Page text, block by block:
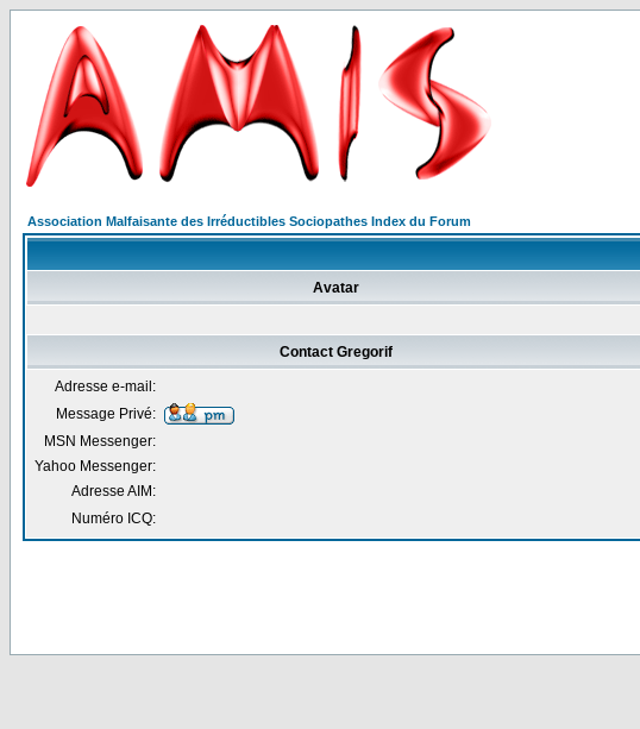
Association Malfaisante des Irréductibles Sociopathes Index du Forum
Avatar
Contact Gregorif
Adresse e-mail:
Message Privé:
MSN Messenger:
Yahoo Messenger:
Adresse AIM:
Numéro ICQ: